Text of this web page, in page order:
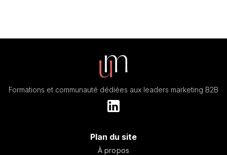
Formations et communauté dédiées aux leaders marketing B2B
Plan du site
À propos